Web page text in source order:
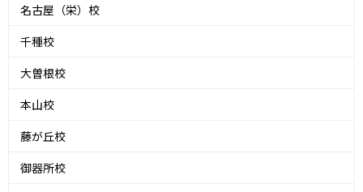
名古屋（栄）校
千種校
大曽根校
本山校
藤が丘校
御器所校